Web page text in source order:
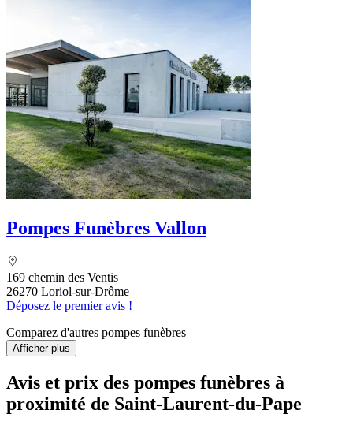
Pompes Funèbres Vallon
169 chemin des Ventis
26270 Loriol-sur-Drôme
Déposez le premier avis !
Comparez d'autres pompes funèbres
Afficher plus
Avis et prix des pompes funèbres à
proximité de Saint-Laurent-du-Pape